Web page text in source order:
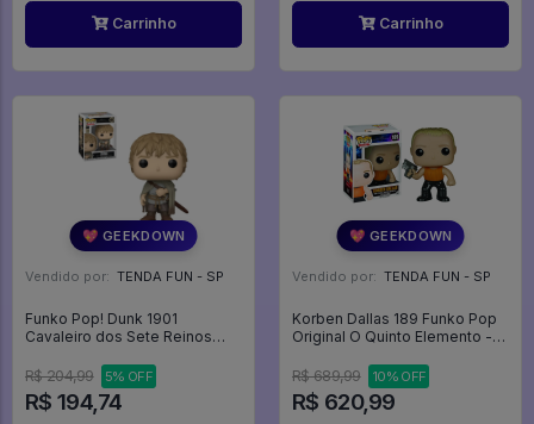
Carrinho Carrinho
💖 GEEKDOWN
Vendido por: TENDA FUN - SP
Funko Pop! Dunk 1901
Cavaleiro dos Sete Reinos
-
R$ 204,99 5% OFF
R$ 194,74
💖 GEEKDOWN
Vendido por: TENDA FUN - SP
Korben Dallas 189 Funko Pop
Original O Quinto Elemento -
#189 - Funko Pop - #189 -
FUNKO POP #189
R$ 689,99 10% OFF
R$ 620,99